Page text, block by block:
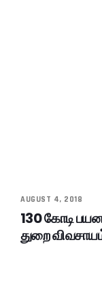
AUGUST 4, 2018
130 கோடி
துறை